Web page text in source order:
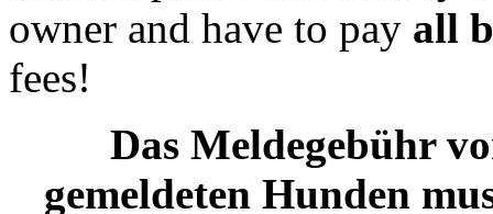
owner and have to pay all
fees!
Das Meldegebühr
gemeldeten Hunden